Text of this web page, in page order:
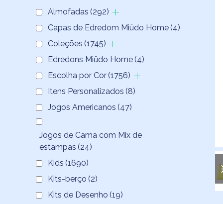
Almofadas (292)
Capas de Edredom Miüdo Home (4)
Coleções (1745)
Edredons Miüdo Home (4)
Escolha por Cor (1756)
Itens Personalizados (8)
Jogos Americanos (47)
Jogos de Cama com Mix de
estampas (24)
Kids (1690)
Kits-berço (2)
Kits de Desenho (19)